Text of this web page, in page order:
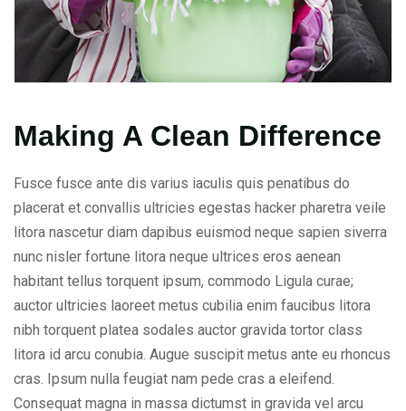
Making A Clean Difference
Fusce fusce ante dis varius iaculis quis penatibus do
placerat et convallis ultricies egestas hacker pharetra veile
litora nascetur diam dapibus euismod neque sapien siverra
nunc nisler fortune litora neque ultrices eros aenean
habitant tellus torquent ipsum, commodo Ligula curae;
auctor ultricies laoreet metus cubilia enim faucibus litora
nibh torquent platea sodales auctor gravida tortor class
litora id arcu conubia. Augue suscipit metus ante eu rhoncus
cras. Ipsum nulla feugiat nam pede cras a eleifend.
Consequat magna in massa dictumst in gravida vel arcu